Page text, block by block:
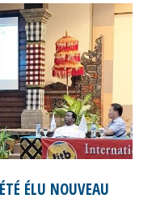
ÉLU NOUVEAU